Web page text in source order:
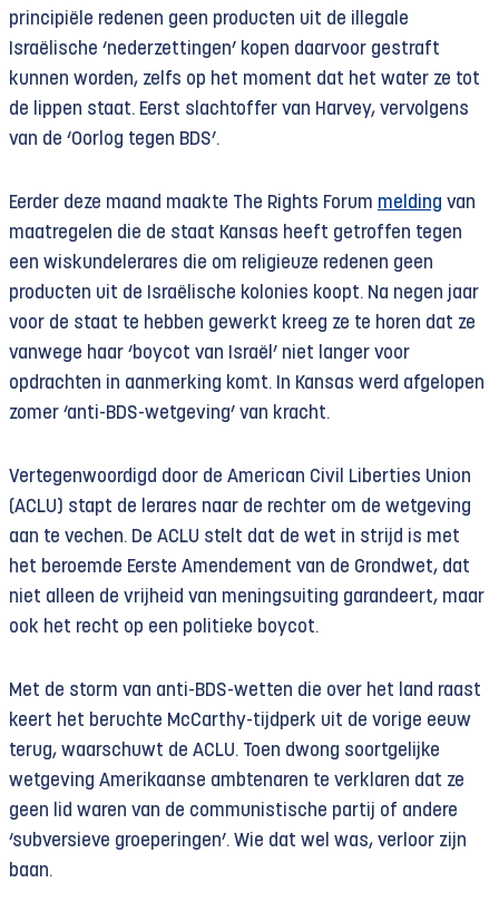
principiële redenen geen producten uit de illegale
Israëlische ‘nederzettingen’ kopen daarvoor gestraft
kunnen worden, zelfs op het moment dat het water ze tot
de lippen staat. Eerst slachtoffer van Harvey, vervolgens
van de ‘Oorlog tegen BDS’.
Eerder deze maand maakte The Rights Forum melding van
maatregelen die de staat Kansas heeft getroffen tegen
een wiskundelerares die om religieuze redenen geen
producten uit de Israëlische kolonies koopt. Na negen jaar
voor de staat te hebben gewerkt kreeg ze te horen dat ze
vanwege haar ‘boycot van Israël’ niet langer voor
opdrachten in aanmerking komt. In Kansas werd afgelopen
zomer ‘anti-BDS-wetgeving’ van kracht.
Vertegenwoordigd door de American Civil Liberties Union
(ACLU) stapt de lerares naar de rechter om de wetgeving
aan te vechen. De ACLU stelt dat de wet in strijd is met
het beroemde Eerste Amendement van de Grondwet, dat
niet alleen de vrijheid van meningsuiting garandeert, maar
ook het recht op een politieke boycot.
Met de storm van anti-BDS-wetten die over het land raast
keert het beruchte McCarthy-tijdperk uit de vorige eeuw
terug, waarschuwt de ACLU. Toen dwong soortgelijke
wetgeving Amerikaanse ambtenaren te verklaren dat ze
geen lid waren van de communistische partij of andere
‘subversieve groeperingen’. Wie dat wel was, verloor zijn
baan.